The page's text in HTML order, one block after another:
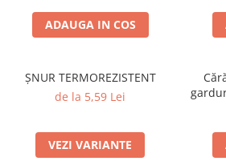
ACCESORII PENTRU GATIT
COPERTINE ȘI PRELATE
polietilenă cu inele
COȘURI DE FUM
Coșuri de fum din inox
ADAUGA IN COS
ȘNUR TERMOREZISTENT
de la 5,59 Lei
VEZI VARIANTE